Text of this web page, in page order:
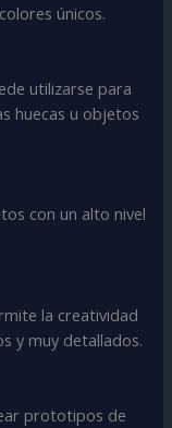
únicos.
utilizarse para
huecas u objetos
con un alto nivel
la creatividad
y muy detallados.
prototipos de